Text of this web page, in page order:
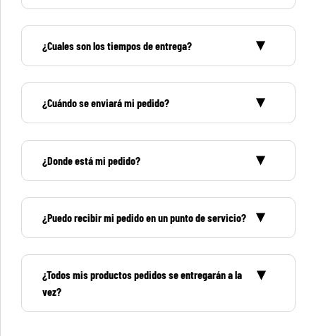
¿Cuales son los tiempos de entrega?
¿Cuándo se enviará mi pedido?
¿Donde está mi pedido?
¿Puedo recibir mi pedido en un punto de servicio?
¿Todos mis productos pedidos se entregarán a la
vez?